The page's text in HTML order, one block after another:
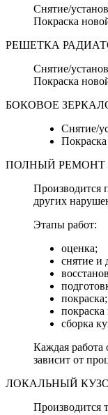
Снятие/
Покраска
РЕШЕТКА
Снятие/
Покраска
БОКОВОЕ
Снятие/
ПОЛНЫЙ РЕМОНТ
Производится
других
Этапы работ:
оценка;
снятие и
покраска;
покраска
сборка
Каждая работа
зависит от
ЛОКАЛЬНЫЙ
Производится